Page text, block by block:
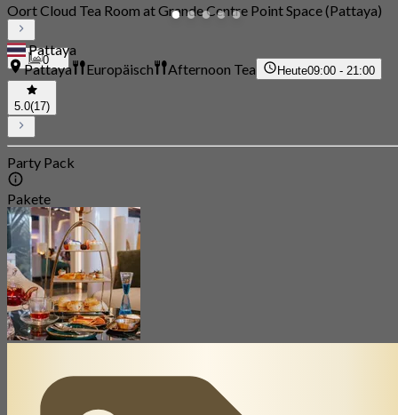
0
Oort Cloud Tea Room at Grande Centre Point Space (Pattaya)
Pattaya
Pattaya
Europäisch Afternoon Tea Heute09:00 - 21:00
5.0(17)
Party Pack
Pakete